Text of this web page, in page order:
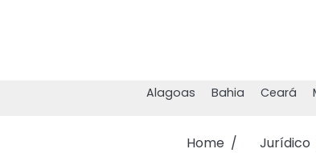
Alagoas Bahia Ceará
Home Jurídico